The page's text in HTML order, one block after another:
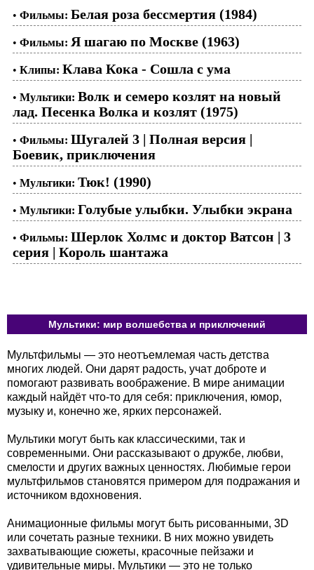
• Фильмы: Белая роза бессмертия (1984)
• Фильмы: Я шагаю по Москве (1963)
• Клипы: Клава Кока - Сошла с ума
• Мультики: Волк и семеро козлят на новый
лад. Песенка Волка и козлят (1975)
• Фильмы: Шугалей 3 | Полная версия |
Боевик, приключения
• Мультики: Тюк! (1990)
• Мультики: Голубые улыбки. Улыбки экрана
• Фильмы: Шерлок Холмс и доктор Ватсон | 3
серия | Король шантажа
Мультики: мир волшебства и приключений
Мультфильмы — это неотъемлемая часть детства
многих людей. Они дарят радость, учат доброте и
помогают развивать воображение. В мире анимации
каждый найдёт что-то для себя: приключения, юмор,
музыку и, конечно же, ярких персонажей.
Мультики могут быть как классическими, так и
современными. Они рассказывают о дружбе, любви,
смелости и других важных ценностях. Любимые герои
мультфильмов становятся примером для подражания и
источником вдохновения.
Анимационные фильмы могут быть рисованными, 3D
или сочетать разные техники. В них можно увидеть
захватывающие сюжеты, красочные пейзажи и
удивительные миры. Мультики — это не только